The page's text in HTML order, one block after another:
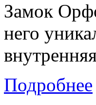
Замок
него
Подробнее